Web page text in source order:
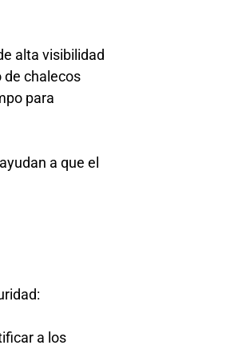
alta visibilidad
de chalecos
para
a que el
a los